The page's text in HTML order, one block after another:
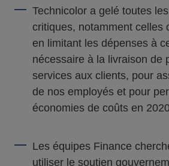
Technicolor a gelé toutes
critiques, notamment celles
en limitant les dépenses à
nécessaire à la livraison de
services aux clients, pour
de nos employés et pour
économies de coûts en
Les équipes Finance
utiliser le soutien